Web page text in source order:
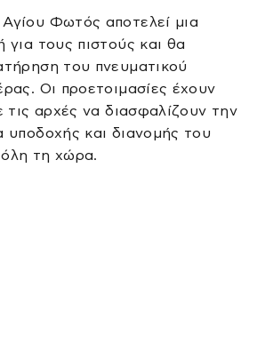
Φωτός αποτελεί μια
για τους πιστούς και θα
του πνευματικού
Οι προετοιμασίες έχουν
τις αρχές να διασφαλίζουν την
υποδοχής και διανομής του
τη χώρα.